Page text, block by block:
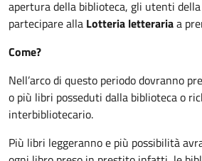
apertura della biblioteca, gli utenti
partecipare alla Lotteria letterariaa
Come?
Nell’arco di questo periodo dovranno
o più libri posseduti dalla biblioteca o
interbibliotecario.
Più libri leggeranno e più possibilità